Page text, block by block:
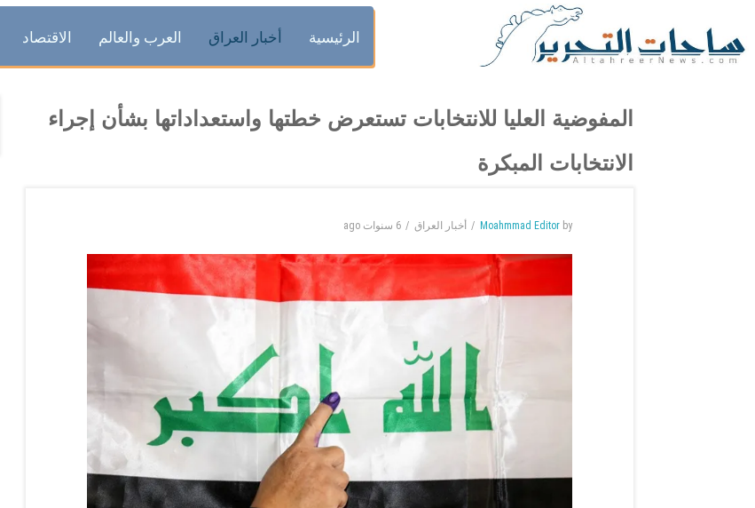
الرئيسية أخبار العراق العرب والعالم الاقتصاد
المفوضية العليا للانتخابات تستعرض خطتها واستعداداتها بشأن إجراء
الانتخابات المبكرة
by
Moahmmad Editor أخبار العراق 6 سنوات ago